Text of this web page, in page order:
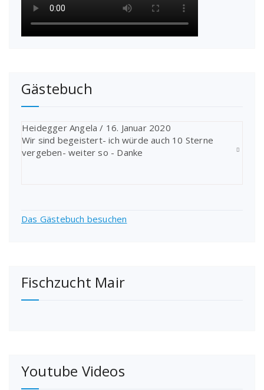
Gästebuch
Heidegger Angela / 16. Januar 2020
Wir sind begeistert- ich würde auch 10 Sterne
vergeben- weiter so - Danke
Das Gästebuch besuchen
Fischzucht Mair
Youtube Videos